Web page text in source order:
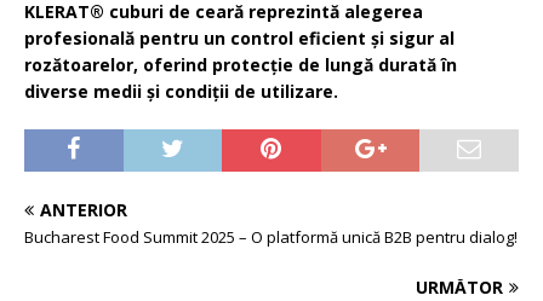
KLERAT® cuburi de ceară reprezintă alegerea
profesională pentru un control eficient și sigur al
rozătoarelor, oferind protecție de lungă durată în
diverse medii și condiții de utilizare.
ANTERIOR
Bucharest Food Summit 2025 – O platformă unică B2B pentru dialog!
URMĂTOR